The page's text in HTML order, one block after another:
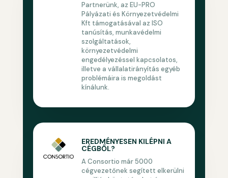
Partnerünk, az EU-PRO
Pályázati és Környezetvédelmi
Kft támogatásával az ISO
tanúsítás, munkavédelmi
szolgáltatások,
környezetvédelmi
engedélyezéssel kapcsolatos,
illetve a vállalatirányítás egyéb
problémáira is megoldást
kínálunk.
EREDMÉNYESEN KILÉPNI A
CÉGBŐL?
A Consortio már 5000
cégvezetőnek segített elkerülni